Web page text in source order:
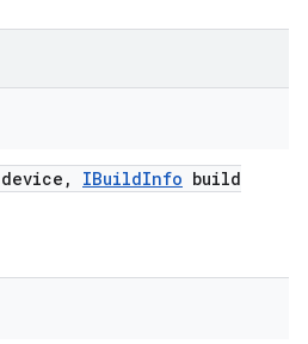
device , IBuildInfo build